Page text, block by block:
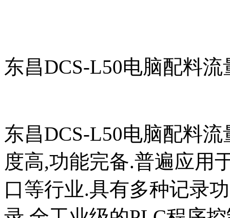
东昌DCS-L50电脑配料流
东昌DCS-L50电脑配料
度高,功能完备.普遍应用
口等行业.具有多种记录